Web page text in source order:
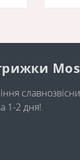
1-2 дня!